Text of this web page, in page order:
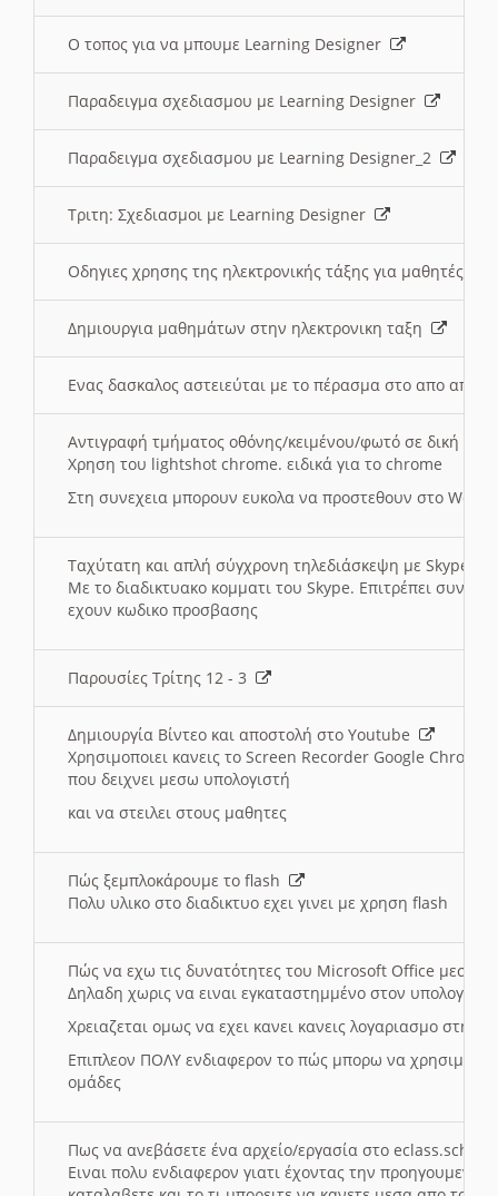
O τοπος για να μπουμε Learning Designer
Παραδειγμα σχεδιασμου με Learning Designer
Παραδειγμα σχεδιασμου με Learning Designer_2
Τριτη: Σχεδιασμοι με Learning Designer
Οδηγιες χρησης της ηλεκτρονικής τάξης για μαθητές
Δημιουργια μαθημάτων στην ηλεκτρονικη ταξη
Ενας δασκαλος αστειεύται με το πέρασμα στο απο
Αντιγραφή τμήματος οθόνης/κειμένου/φωτό σε δική
Χρηση του lightshot chrome. ειδικά για το chrome
Στη συνεχεια μπορουν ευκολα να προστεθουν στο Word
Ταχύτατη και απλή σύγχρονη τηλεδιάσκεψη με Skype
Με το διαδικτυακο κομματι του Skype. Επιτρέπει
εχουν κωδικο προσβασης
Παρουσίες Τρίτης 12 - 3
Δημιουργία Βίντεο και αποστολή στο Youtube
Χρησιμοποιει κανεις το Screen Recorder Google Chrome
που δειχνει μεσω υπολογιστή
και να στειλει στους μαθητες
Πώς ξεμπλοκάρουμε το flash
Πολυ υλικο στο διαδικτυο εχει γινει με χρηση flash
Πώς να εχω τις δυνατότητες του Microsoft Office μεσω
Δηλαδη χωρις να ειναι εγκαταστημμένο στον
Χρειαζεται ομως να εχει κανει κανεις λογαριασμο στη
Επιπλεον ΠΟΛΥ ενδιαφερον το πώς μπορω να
ομάδες
Πως να ανεβάσετε ένα αρχείο/εργασία στο eclass.sch.gr
Ειναι πολυ ενδιαφερον γιατι έχοντας την